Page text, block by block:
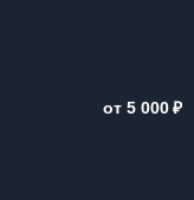
от 5 000₽